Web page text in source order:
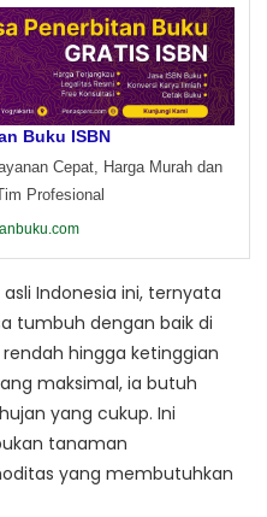
Buku ISBN
Cepat, Harga Murah dan
Profesional
Indonesia ini, ternyata
tumbuh dengan baik di
hingga ketinggian
maksimal, ia butuh
yang cukup. Ini
tanaman
yang membutuhkan